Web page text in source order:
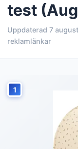
test
Uppdaterad 7
reklamlänkar
1